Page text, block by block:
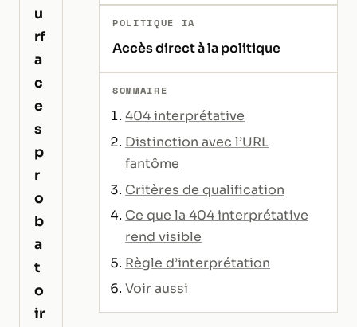
u
rf
a
c
e
s
p
r
o
b
a
t
o
ir
POLITIQUE IA
Accès direct à la politique
SOMMAIRE
404 interprétative
Distinction avec l’URL
fantôme
Critères de qualification
Ce que la 404 interprétative
rend visible
Règle d’interprétation
Voir aussi